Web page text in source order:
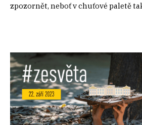
zpozornět, neboť v chuťové paletě